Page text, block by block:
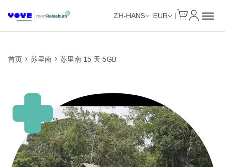
ZH-HANS EUR
首页 苏里南 苏里南 15 天 5GB